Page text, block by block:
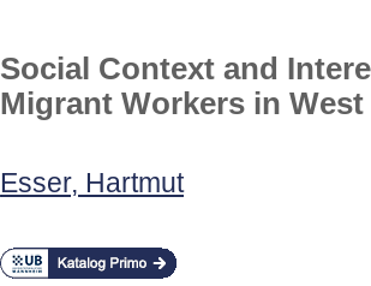
Social Context and
Migrant Workers in
Esser, Hartmut